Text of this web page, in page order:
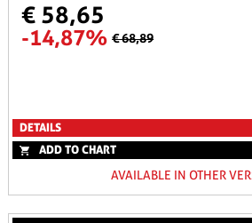
€ 58,65
-14,87% € 68,89
DETAILS
ADD TO CHART
AVAILABLE IN OTHER